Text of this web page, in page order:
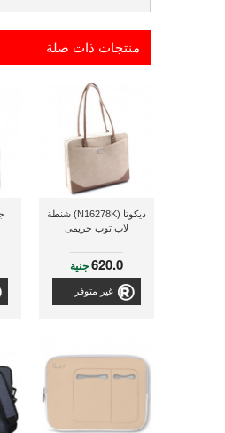
منتجات ذات صلة
ديكوتا (N16278K) شنطة
لاب توب حريمى
620.0جنية
غير متوفر